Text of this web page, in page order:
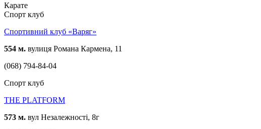
Карате
Спорт клуб
Спортивний клуб «Варяг»
554 м. вулиця Романа Кармена, 11
(068) 794-84-04
Спорт клуб
THE PLATFORM
573 м. вул Незалежності, 8г